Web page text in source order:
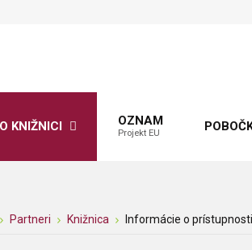
O KNIŽNICI OZNAM
Projekt EU
Partneri Knižnica Informácie o prístupnosti